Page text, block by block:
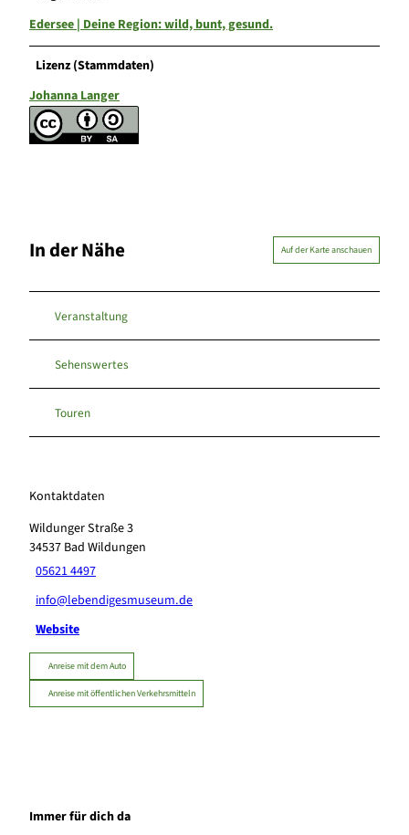
Edersee | Deine Region: wild, bunt, gesund.
Lizenz (Stammdaten)
Johanna Langer
In der Nähe Auf der Karte anschauen
Veranstaltung
Sehenswertes
Touren
Kontaktdaten
Wildunger Straße 3
34537 Bad Wildungen
05621 4497
info@lebendigesmuseum.de
Website
Anreise mit dem Auto
Anreise mit öffentlichen Verkehrsmitteln
Immer für dich da